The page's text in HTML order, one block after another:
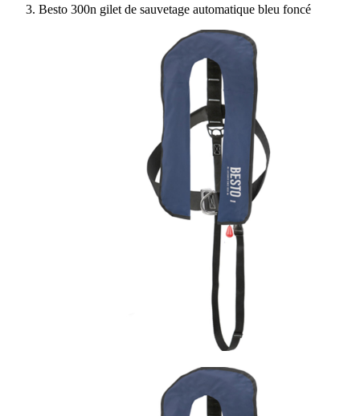
Besto 300n gilet de sauvetage automatique bleu foncé